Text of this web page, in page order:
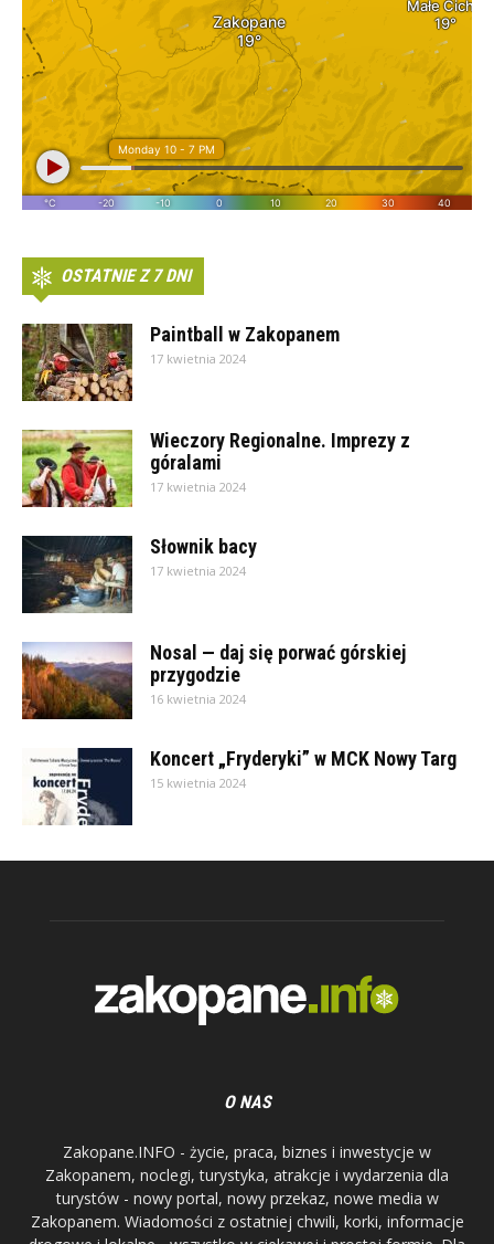
OSTATNIE Z 7 DNI
Paintball w Zakopanem
17 kwietnia 2024
Wieczory Regionalne. Imprezy z
góralami
17 kwietnia 2024
Słownik bacy
17 kwietnia 2024
Nosal — daj się porwać górskiej
przygodzie
16 kwietnia 2024
Koncert „Fryderyki” w MCK Nowy Targ
15 kwietnia 2024
O NAS
Zakopane.INFO - życie, praca, biznes i inwestycje w
Zakopanem, noclegi, turystyka, atrakcje i wydarzenia dla
turystów - nowy portal, nowy przekaz, nowe media w
Zakopanem. Wiadomości z ostatniej chwili, korki, informacje